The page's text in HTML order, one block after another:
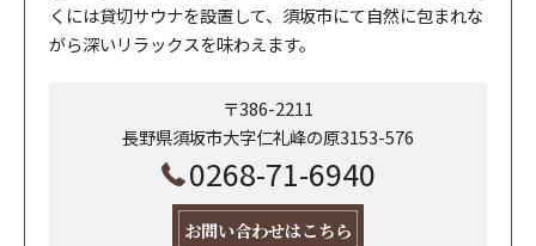
くには貸切サウナを設置して、須坂市にて自然に包まれな
がら深いリラックスを味わえます。
〒386-2211
長野県須坂市大字仁礼峰の原3153-576
0268-71-6940
お問い合わせはこちら